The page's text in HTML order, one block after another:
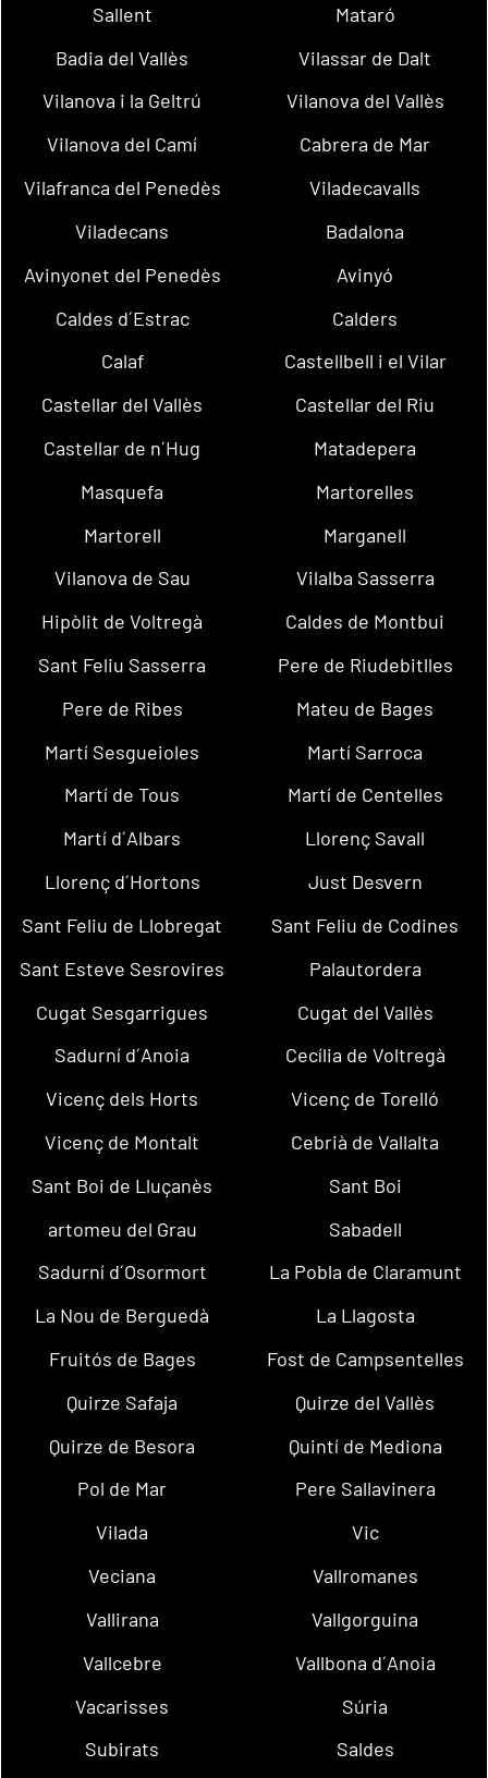
Sallent
Mataró
Badia del Vallès
Vilassar de Dalt
Vilanova i la Geltrú
Vilanova del Vallès
Vilanova del Camí
Cabrera de Mar
Vilafranca del Penedès
Viladecavalls
Viladecans
Badalona
Avinyonet del Penedès
Avinyó
Caldes d´Estrac
Calders
Calaf
Castellbell i el Vilar
Castellar del Vallès
Castellar del Riu
Castellar de n´Hug
Matadepera
Masquefa
Martorelles
Martorell
Marganell
Vilanova de Sau
Vilalba Sasserra
Hipòlit de Voltregà
Caldes de Montbui
Sant Feliu Sasserra
Pere de Riudebitlles
Pere de Ribes
Mateu de Bages
Martí Sesgueioles
Martí Sarroca
Martí de Tous
Martí de Centelles
Martí d´Albars
Llorenç Savall
Llorenç d´Hortons
Just Desvern
Sant Feliu de Llobregat
Sant Feliu de Codines
Sant Esteve Sesrovires
Palautordera
Cugat Sesgarrigues
Cugat del Vallès
Sadurní d´Anoia
Cecília de Voltregà
Vicenç dels Horts
Vicenç de Torelló
Vicenç de Montalt
Cebrià de Vallalta
Sant Boi de Lluçanès
Sant Boi
artomeu del Grau
Sabadell
Sadurní d´Osormort
La Pobla de Claramunt
La Nou de Berguedà
La Llagosta
Fruitós de Bages
Fost de Campsentelles
Quirze Safaja
Quirze del Vallès
Quirze de Besora
Quintí de Mediona
Pol de Mar
Pere Sallavinera
Vilada
Vic
Veciana
Vallromanes
Vallirana
Vallgorguina
Vallcebre
Vallbona d´Anoia
Vacarisses
Súria
Subirats
Saldes